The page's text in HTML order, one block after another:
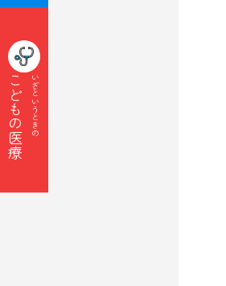
いざというときの
こどもの医療